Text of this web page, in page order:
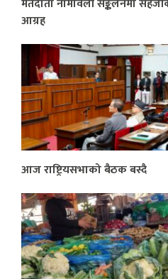
मतदाता नामावली सङ्कलनमा
आग्रह
आज राष्ट्रियसभाको बैठक बस्दै